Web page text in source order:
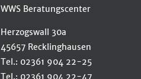
WWS Beratungscenter
Herzogswall 30a
45657 Recklinghausen
Tel.: 02361 904 22-25
Tel.: 02361 904 22-47